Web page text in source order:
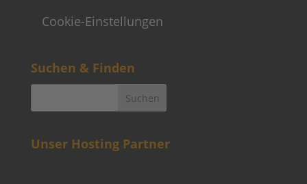
Cookie-Einstellungen
Suchen & Finden
Unser Hosting Partner